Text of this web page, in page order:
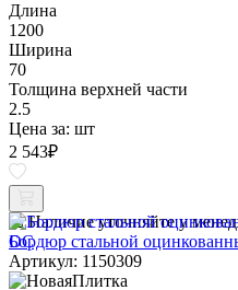
Длина
1200
Ширина
70
Толщина верхней части
2.5
Цена за: шт
2 543₽
Наличие уточняйте у
Бордюр стальной
Артикул: 1150309